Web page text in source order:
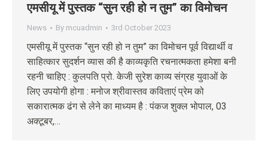
एमसीयू में पुस्तक “सुन रही हो न तुम” का विमोचन
News By mcuadmin 3rd October 2023
एमसीयू में पुस्तक “सुन रही हो न तुम” का विमोचन पूर्व विद्यार्थी व
साहित्कार सुदर्शन व्यास की है काव्यकृति रचनात्मकता हमेशा बनी
रहनी चाहिए : कुलपति प्रो. केजी सुरेश काव्य संग्रह युवाओं के
लिए उपयोगी होगा : मनोज श्रीवास्तव कविताएं प्रेम को
सकारात्मक ढंग से लेने का माध्यम है : पंकज शुक्ल भोपाल, 03
अक्‍टूबर,…